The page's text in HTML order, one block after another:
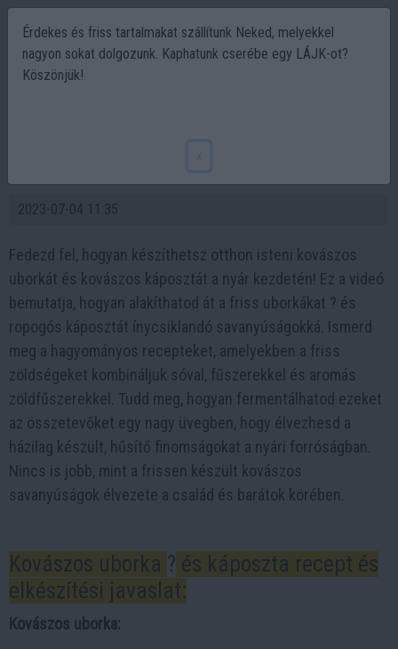
2023-07-04 11:35
Fedezd fel, hogyan készíthetsz otthon isteni kovászos
uborkát és kovászos káposztát a nyár kezdetén! Ez a videó
bemutatja, hogyan alakíthatod át a friss uborkákat ? és
ropogós káposztát ínycsiklandó savanyúságokká. Ismerd
meg a hagyományos recepteket, amelyekben a friss
zöldségeket kombináljuk sóval, fűszerekkel és aromás
zöldfűszerekkel. Tudd meg, hogyan fermentálhatod ezeket
az összetevőket egy nagy üvegben, hogy élvezhesd a
házilag készült, hűsítő finomságokat a nyári forróságban.
Nincs is jobb, mint a frissen készült kovászos
savanyúságok élvezete a család és barátok körében.
Kovászos uborka ? és káposzta recept és
elkészítési javaslat:
Kovászos uborka:
Érdekes és friss tartalmakat szállítunk Neked, melyekkel
nagyon sokat dolgozunk. Kaphatunk cserébe egy LÁJK-ot?
Köszönjük!